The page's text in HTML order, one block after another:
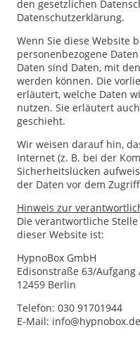
den gesetzlichen
Datenschutzerklärung.
Wenn Sie diese Website
personenbezogene
Daten sind Daten, mit
werden können. Die
erläutert, welche Daten
nutzen. Sie erläutert
geschieht.
Wir weisen darauf hin,
Internet (z. B. bei der
Sicherheitslücken
der Daten vor dem
Hinweis zur
Die verantwortliche
dieser Website ist:
HypnoBox GmbH
Edisonstraße 63/Aufgang
12459 Berlin
Telefon: 030 91701944
E-Mail: info@hypnobox.de